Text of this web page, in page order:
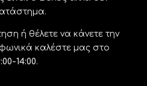
ή θέλετε να κάνετε την
καλέστε μας στο
14:00.